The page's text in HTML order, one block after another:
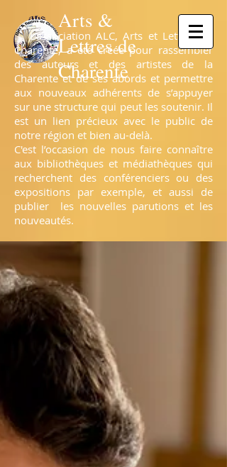
Arts &
Lettres de
Charente
L’association ALC, Arts et Lettres de
Charente, a été créée pour rassembler
des auteurs et des artistes de la
Charente et de ses abords et permettre
aux nouveaux adhérents de s’appuyer
sur une structure qui peut les soutenir. Il
est un lien précieux avec le public de
notre région et bien au-delà.
C'est l’occasion de nous faire connaître
aux bibliothèques et médiathèques qui
recherchent des conférenciers ou des
expositions par exemple, et aussi de
publier les nouvelles parutions et les
nouveautés.